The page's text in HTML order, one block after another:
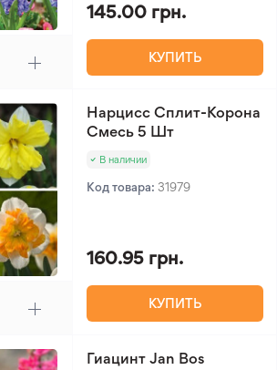
145.00 грн.
КУПИТЬ
Нарцисс Сплит-Корона
Смесь 5 Шт
В наличии
Код товара: 31979
160.95 грн.
КУПИТЬ
Гиацинт Jan Bos